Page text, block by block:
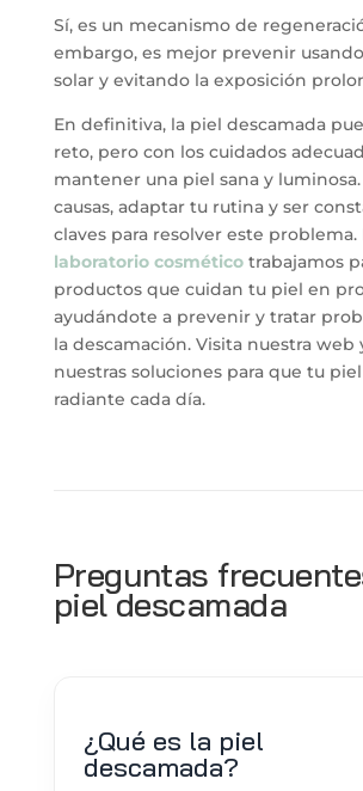
Sí, es un mecanismo de
embargo, es mejor prevenir
solar y evitando la exposición
En definitiva, la piel descamada
reto, pero con los cuidados
mantener una piel sana y
causas, adaptar tu rutina y ser
claves para resolver este
laboratorio cosméticotrabajamos
productos que cuidan tu piel en
ayudándote a prevenir y tratar
la descamación. Visita nuestra web
nuestras soluciones para que tu
radiante cada día.
Preguntas
piel descamada
¿Qué es la piel
descamada?